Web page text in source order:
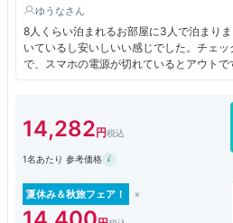
ゆうな
8人くらい泊まれるお部屋に3人で泊まり
いているし安いしいい感じでした。チェ
で、スマホの電源が切れているとアウトで
なビジホの自動チェクインのほうがスマ
問題ではないと思います。
14,282
1名あたり 参考価格
夏休み＆秋旅フェア！